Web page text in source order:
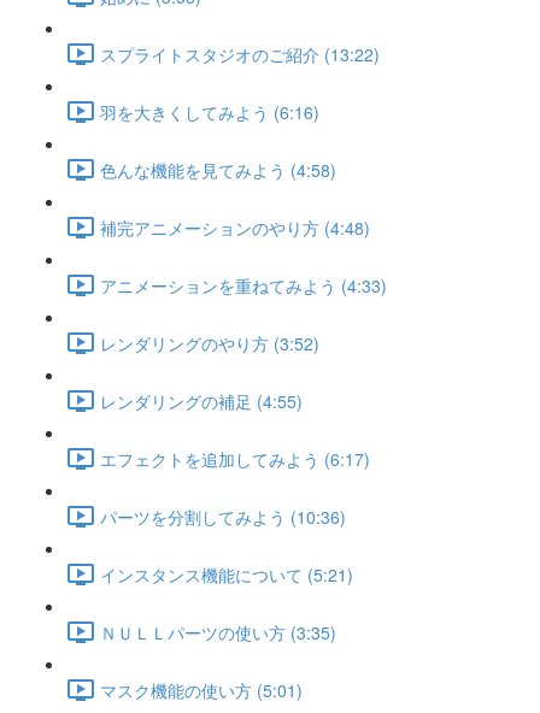
スプライトスタジオのご紹介 (13:22)
羽を大きくしてみよう (6:16)
色んな機能を見てみよう (4:58)
補完アニメーションのやり方 (4:48)
アニメーションを重ねてみよう (4:33)
レンダリングのやり方 (3:52)
レンダリングの補足 (4:55)
エフェクトを追加してみよう (6:17)
パーツを分割してみよう (10:36)
インスタンス機能について (5:21)
ＮＵＬＬパーツの使い方 (3:35)
マスク機能の使い方 (5:01)